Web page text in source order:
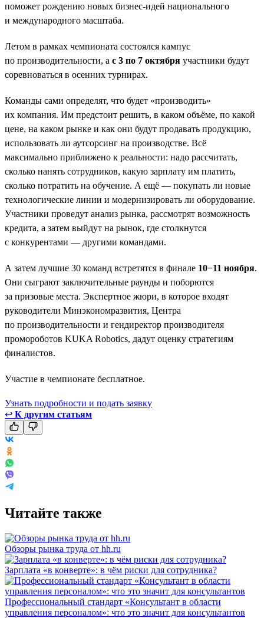
поможет рождению новых бизнес-идей национального
и международного масштаба.
Летом в рамках чемпионата состоялся кампус
по производительности, а с 3 по 7 октября участники будут
соревноваться в осенних турнирах.
Команды сами определят, что будет «производить»
их компания. Им предстоит решить, в каком объёме, по какой
цене, на каком рынке и как они будут продавать продукцию,
использовать ли аутсорсинг на производстве. Всё
максимально приближено к реальности: надо рассчитать,
сколько нанять сотрудников, какую зарплату им платить,
сколько потратить на обучение. А ещё — покупать ли новые
технологические линии и модернизировать ли оборудование.
Участники проведут анализ рынка, рассмотрят возможность
кредита, а затем выйдут на рынок, где столкнутся
с конкурентами — другими командами.
А затем лучшие 30 команд встретятся в финале 10−11 ноября.
Они сыграют заключительные раунды и поборются
за призовые места. Экспертное жюри, в которое входят
руководители Минэкономразвития, Центра
по производительности и гендиректор производителя
промороботов KUKA Robotics, дадут оценку стратегиям
финалистов.
Участие в чемпионате бесплатное.
Узнать подробности и подать заявку
↩ К другим статьям
Читайте также
Обзоры рынка труда от hh.ru
Зарплата «в конверте»: в чём риски для сотрудника?
Профессиональный стандарт «Консультант в области
управления персоналом»: что это значит для консультантов